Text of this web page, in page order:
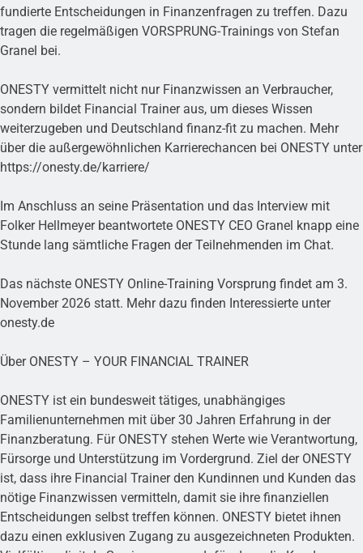
fundierte Entscheidungen in Finanzenfragen zu treffen. Dazu
tragen die regelmäßigen VORSPRUNG-Trainings von Stefan
Granel bei.
ONESTY vermittelt nicht nur Finanzwissen an Verbraucher,
sondern bildet Financial Trainer aus, um dieses Wissen
weiterzugeben und Deutschland finanz-fit zu machen. Mehr
über die außergewöhnlichen Karrierechancen bei ONESTY unter
https://onesty.de/karriere/
Im Anschluss an seine Präsentation und das Interview mit
Folker Hellmeyer beantwortete ONESTY CEO Granel knapp eine
Stunde lang sämtliche Fragen der Teilnehmenden im Chat.
Das nächste ONESTY Online-Training Vorsprung findet am 3.
November 2026 statt. Mehr dazu finden Interessierte unter
onesty.de
Über ONESTY – YOUR FINANCIAL TRAINER
ONESTY ist ein bundesweit tätiges, unabhängiges
Familienunternehmen mit über 30 Jahren Erfahrung in der
Finanzberatung. Für ONESTY stehen Werte wie Verantwortung,
Fürsorge und Unterstützung im Vordergrund. Ziel der ONESTY
ist, dass ihre Financial Trainer den Kundinnen und Kunden das
nötige Finanzwissen vermitteln, damit sie ihre finanziellen
Entscheidungen selbst treffen können. ONESTY bietet ihnen
dazu einen exklusiven Zugang zu ausgezeichneten Produkten.